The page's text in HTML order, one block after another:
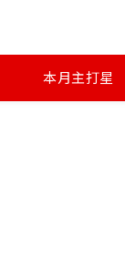
本月主打星